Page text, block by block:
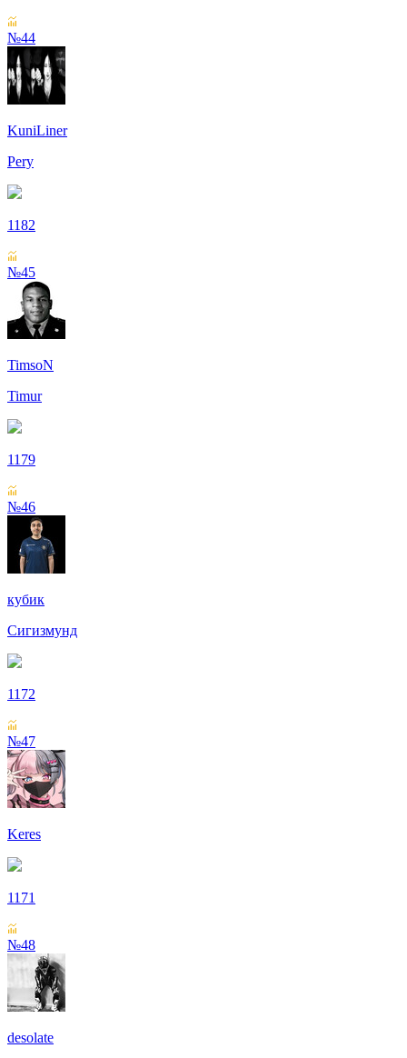
№44
KuniLiner
Pery
1182
№45
TimsoN
Timur
1179
№46
кубик
Сигизмунд
1172
№47
Keres
1171
№48
desolate